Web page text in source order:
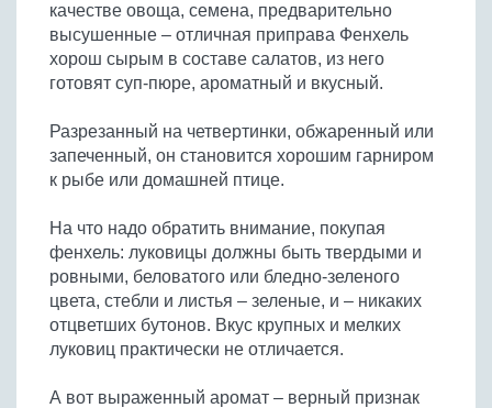
качестве овоща, семена, предварительно
высушенные – отличная приправа Фенхель
хорош сырым в составе салатов, из него
готовят суп-пюре, ароматный и вкусный.
Разрезанный на четвертинки, обжаренный или
запеченный, он становится хорошим гарниром
к рыбе или домашней птице.
На что надо обратить внимание, покупая
фенхель: луковицы должны быть твердыми и
ровными, беловатого или бледно-зеленого
цвета, стебли и листья – зеленые, и – никаких
отцветших бутонов. Вкус крупных и мелких
луковиц практически не отличается.
А вот выраженный аромат – верный признак